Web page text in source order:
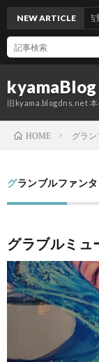
kyamaBlog
旧kyama.blogdns.net 本
NEW ARTICLE吉野家
HOME グラ
グランブルファン
グラブルミュ